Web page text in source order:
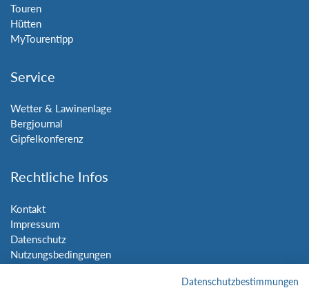
Touren
Hütten
MyTourentipp
Service
Wetter & Lawinenlage
Bergjournal
Gipfelkonferenz
Rechtliche Infos
Kontakt
Impressum
Datenschutz
Nutzungsbedingungen
Datenschutzbestimmungen